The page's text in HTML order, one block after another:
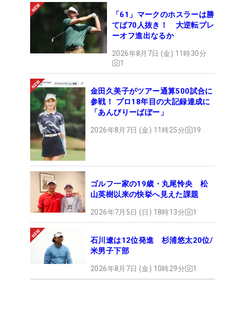
「61」マークのホスラーは勝
てば70人抜き！ 大逆転プレ
ーオフ進出なるか
2026年8月7日 (金) 11時30分
1
金田久美子がツアー通算500試合に
参戦！ プロ18年目の大記録達成に
「あんびりーばぼー」
2026年8月7日 (金) 11時25分 19
ゴルフ一家の19歳・丸尾怜央 松
山英樹以来の快挙へ見えた課題
2026年7月5日 (日) 18時13分 1
石川遼は12位発進 杉浦悠太20位/
米男子下部
2026年8月7日 (金) 10時29分 1